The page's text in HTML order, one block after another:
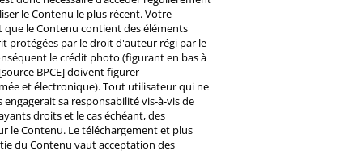
le Contenu le plus récent. Votre
le Contenu contient des éléments
protégées par le droit d'auteur régi par le
le crédit photo (figurant en bas à
BPCE] doivent figurer
et électronique). Tout utilisateur qui ne
sa responsabilité vis-à-vis de
droits et le cas échéant, des
le Contenu. Le téléchargement et plus
du Contenu vaut acceptation des